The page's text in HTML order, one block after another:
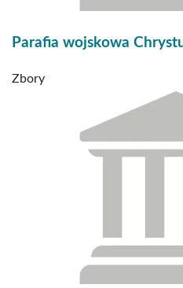
Parafia wojskowa
Zbory